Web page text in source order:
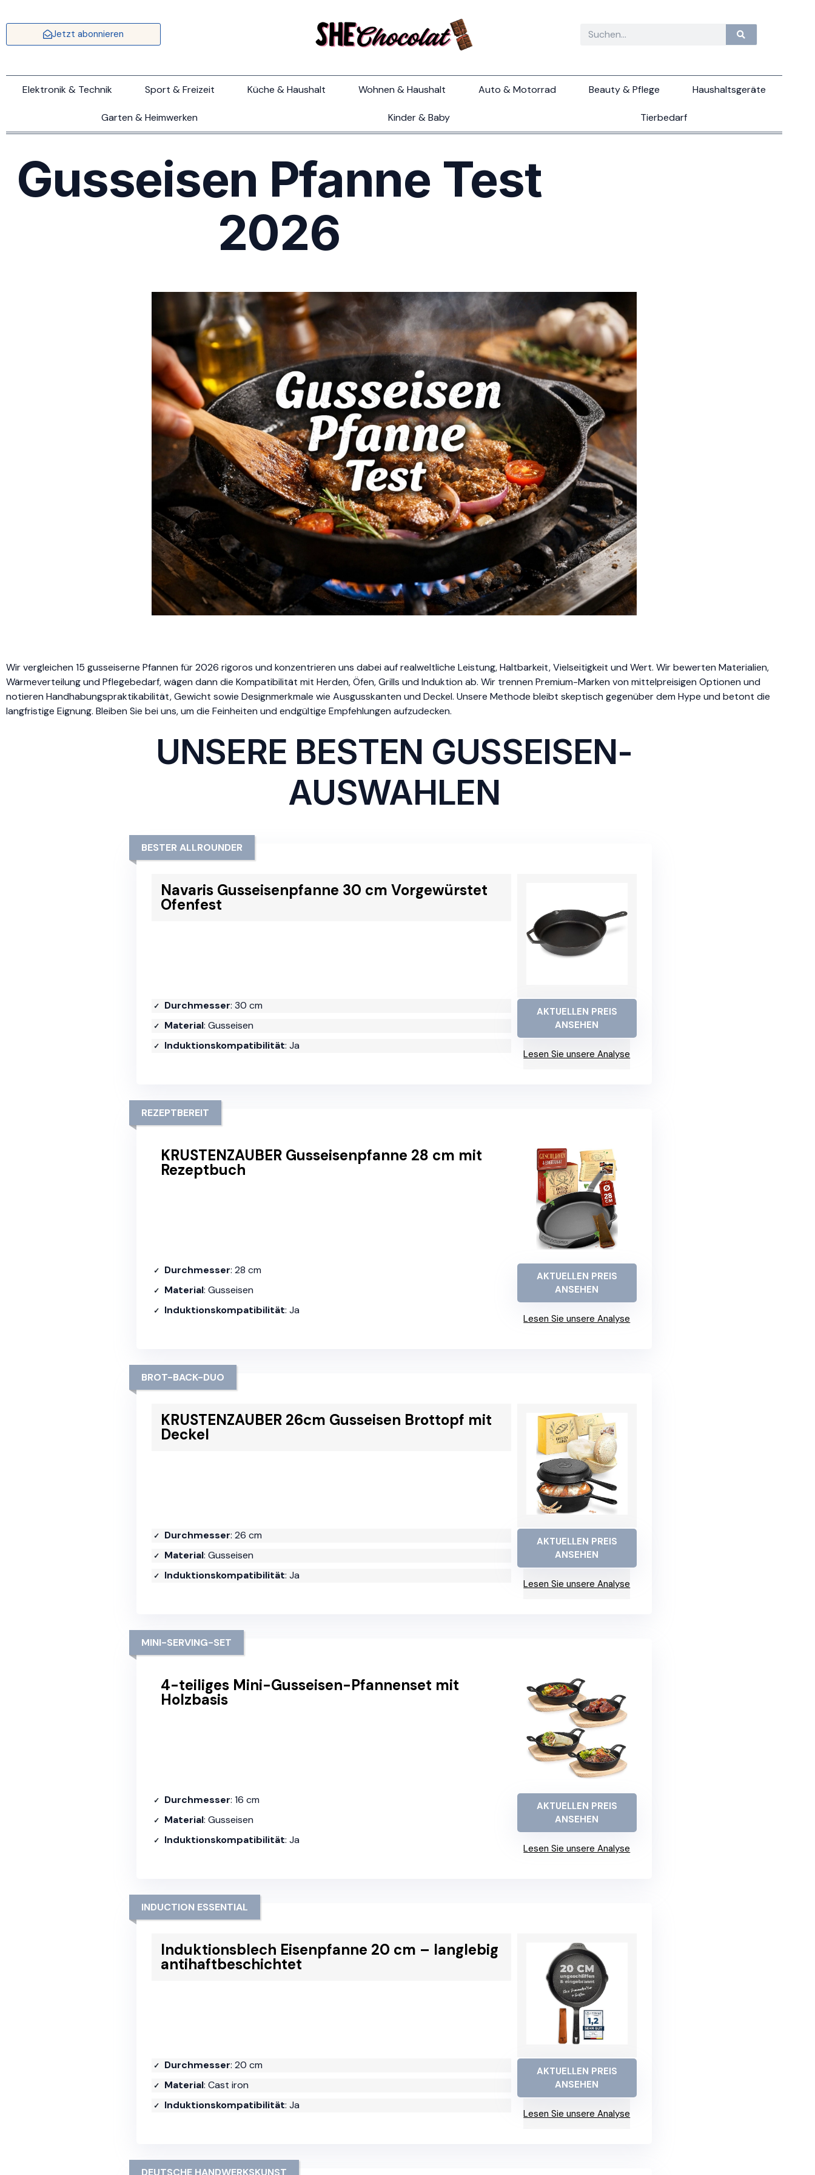
Jetzt abonnieren
Elektronik & Technik Sport & Freizeit Küche & Haushalt Wohnen & Haushalt Auto & Motorrad Beauty & Pflege Haushaltsgeräte
Garten & Heimwerken Kinder & Baby Tierbedarf
Gusseisen Pfanne Test
2026
Wir vergleichen 15 gusseiserne Pfannen für 2026 rigoros und konzentrieren uns dabei auf realweltliche Leistung, Haltbarkeit, Vielseitigkeit und Wert. Wir bewerten Materialien,
Wärmeverteilung und Pflegebedarf, wägen dann die Kompatibilität mit Herden, Öfen, Grills und Induktion ab. Wir trennen Premium-Marken von mittelpreisigen Optionen und
notieren Handhabungspraktikabilität, Gewicht sowie Designmerkmale wie Ausgusskanten und Deckel. Unsere Methode bleibt skeptisch gegenüber dem Hype und betont die
langfristige Eignung. Bleiben Sie bei uns, um die Feinheiten und endgültige Empfehlungen aufzudecken.
UNSERE BESTEN GUSSEISEN-
AUSWAHLEN
Navaris Gusseisenpfanne 30 cm Vorgewürstet
Ofenfest
BESTER ALLROUNDER
Durchmesser: 30 cm
Material: Gusseisen
Induktionskompatibilität: Ja
AKTUELLEN PREIS
ANSEHEN
Lesen Sie unsere Analyse
KRUSTENZAUBER Gusseisenpfanne 28 cm mit
Rezeptbuch
REZEPTBEREIT
Durchmesser: 28 cm
Material: Gusseisen
Induktionskompatibilität: Ja
AKTUELLEN PREIS
ANSEHEN
Lesen Sie unsere Analyse
KRUSTENZAUBER 26cm Gusseisen Brottopf mit
Deckel
BROT-BACK-DUO
Durchmesser: 26 cm
Material: Gusseisen
Induktionskompatibilität: Ja
AKTUELLEN PREIS
ANSEHEN
Lesen Sie unsere Analyse
4-teiliges Mini-Gusseisen-Pfannenset mit
Holzbasis
MINI-SERVING-SET
Durchmesser: 16 cm
Material: Gusseisen
Induktionskompatibilität: Ja
AKTUELLEN PREIS
ANSEHEN
Lesen Sie unsere Analyse
Induktionsblech Eisenpfanne 20 cm – langlebig
antihaftbeschichtet
INDUCTION ESSENTIAL
Durchmesser: 20 cm
Material: Cast iron
Induktionskompatibilität: Ja
AKTUELLEN PREIS
ANSEHEN
Lesen Sie unsere Analyse
DEUTSCHE HANDWERKSKUNST